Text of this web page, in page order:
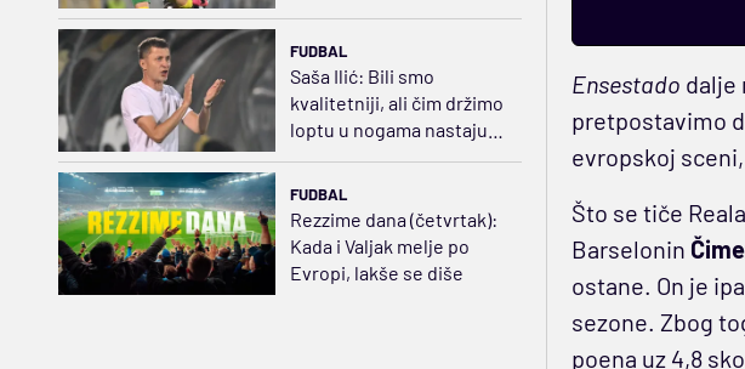
FUDBAL
Saša Ilić: Bili smo
kvalitetniji, ali čim držimo
loptu u nogama nastaju
FUDBAL
Rezzime dana (četvrtak):
Kada i Valjak melje po
Evropi, lakše se diše
Ensestado dalje
pretpostavimo
evropskoj
Što se tiče
Barselonin
ostane. On je
sezone. Zbog
poena uz 4,8